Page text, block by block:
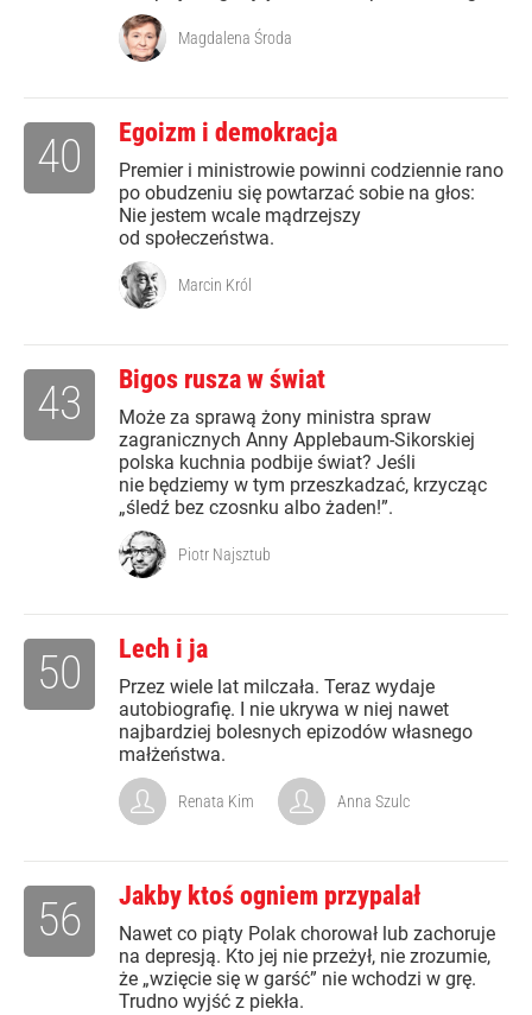
Magdalena Środa
Egoizm i demokracja
Premier i ministrowie powinni codziennie rano
po obudzeniu się powtarzać sobie na głos:
Nie jestem wcale mądrzejszy
od społeczeństwa.
40
Marcin Król
Bigos rusza w świat
Może za sprawą żony ministra spraw
zagranicznych Anny Applebaum-Sikorskiej
polska kuchnia podbije świat? Jeśli
nie będziemy w tym przeszkadzać, krzycząc
„śledź bez czosnku albo żaden!”.
43
Piotr Najsztub
Lech i ja
Przez wiele lat milczała. Teraz wydaje
autobiografię. I nie ukrywa w niej nawet
najbardziej bolesnych epizodów własnego
małżeństwa.
50
Renata Kim Anna Szulc
Jakby ktoś ogniem przypalał
Nawet co piąty Polak chorował lub zachoruje
na depresją. Kto jej nie przeżył, nie zrozumie,
że „wzięcie się w garść” nie wchodzi w grę.
Trudno wyjść z piekła.
56